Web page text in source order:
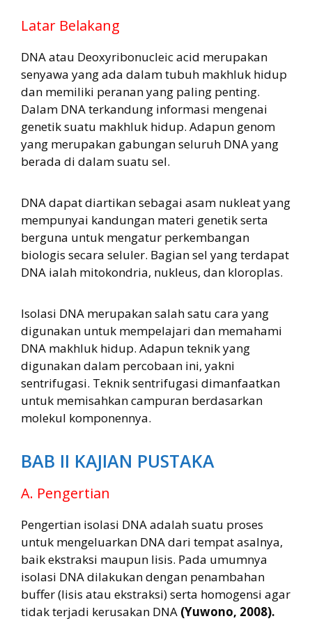
Latar Belakang
DNA atau Deoxyribonucleic acid merupakan
senyawa yang ada dalam tubuh makhluk hidup
dan memiliki peranan yang paling penting.
Dalam DNA terkandung informasi mengenai
genetik suatu makhluk hidup. Adapun genom
yang merupakan gabungan seluruh DNA yang
berada di dalam suatu sel.
DNA dapat diartikan sebagai asam nukleat yang
mempunyai kandungan materi genetik serta
berguna untuk mengatur perkembangan
biologis secara seluler. Bagian sel yang terdapat
DNA ialah mitokondria, nukleus, dan kloroplas.
Isolasi DNA merupakan salah satu cara yang
digunakan untuk mempelajari dan memahami
DNA makhluk hidup. Adapun teknik yang
digunakan dalam percobaan ini, yakni
sentrifugasi. Teknik sentrifugasi dimanfaatkan
untuk memisahkan campuran berdasarkan
molekul komponennya.
BAB II KAJIAN PUSTAKA
A. Pengertian
Pengertian isolasi DNA adalah suatu proses
untuk mengeluarkan DNA dari tempat asalnya,
baik ekstraksi maupun lisis. Pada umumnya
isolasi DNA dilakukan dengan penambahan
buffer (lisis atau ekstraksi) serta homogensi agar
tidak terjadi kerusakan DNA (Yuwono, 2008).